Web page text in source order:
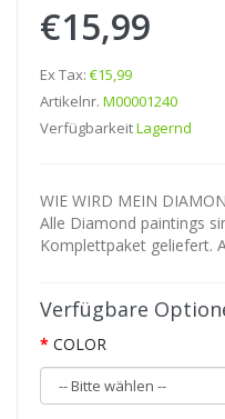
€15,99
Ex Tax: €15,99
Artikelnr. M00001240
VerfügbarkeitLagernd
WIE WIRD MEIN
Alle Diamond paintings
Komplettpaket geliefert.
Verfügbare
COLOR